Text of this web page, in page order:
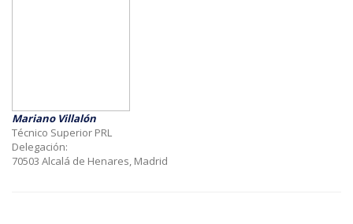
Mariano Villalón
Técnico Superior PRL
Delegación:
70503 Alcalá de Henares, Madrid